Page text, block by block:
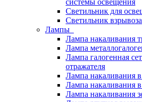
системы освещения
Светильник для
Светильник
Лампы
Лампа накаливания
Лампа
Лампа галогенная
отражателя
Лампа накаливания
Лампа накаливания
Лампа накаливания